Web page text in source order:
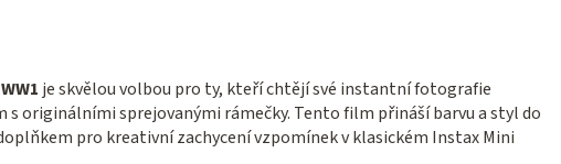
je skvělou volbou pro ty, kteří chtějí své instantní fotografie
originálními sprejovanými rámečky. Tento film přináší barvu a styl do
pro kreativní zachycení vzpomínek v klasickém Instax Mini